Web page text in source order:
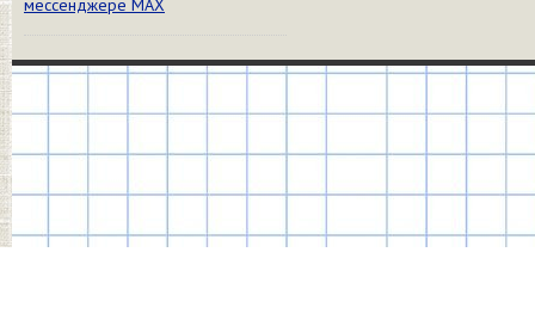
мессенджере МАХ